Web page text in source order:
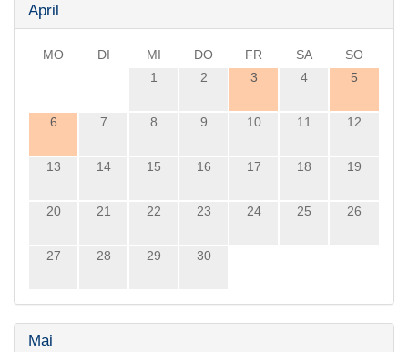
April
MO DI MI DO FR SA
SO
1
2 3 4 5
6 7 8 9 10 11 12
13 14 15 16 17 18 19
20 21 22 23 24 25 26
27 28 29 30
Mai